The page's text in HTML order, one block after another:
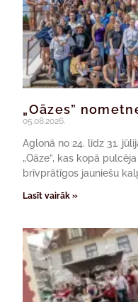
„Oāzes”
05.08.2026.
Aglonā no 24. līdz 31.
„Oāze”, kas kopā
brīvprātīgos jauniešu
Lasīt vairāk »